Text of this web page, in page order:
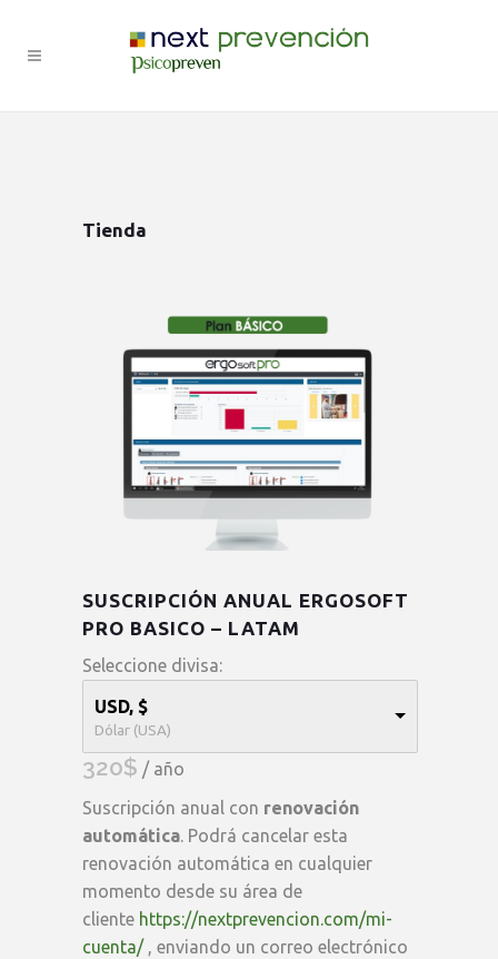
Tienda
SUSCRIPCIÓN ANUAL ERGOSOFT
PRO BASICO – LATAM
Seleccione divisa:
USD, $
Dólar (USA)
320$ / año
Suscripción anual con renovación
automática. Podrá cancelar esta
renovación automática en cualquier
momento desde su área de
cliente https://nextprevencion.com/mi-
cuenta/, enviando un correo electrónico